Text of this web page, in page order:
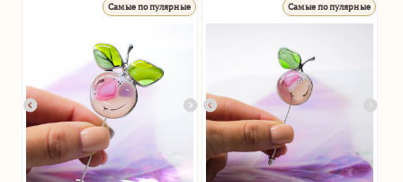
Самые популярные Самые популярные